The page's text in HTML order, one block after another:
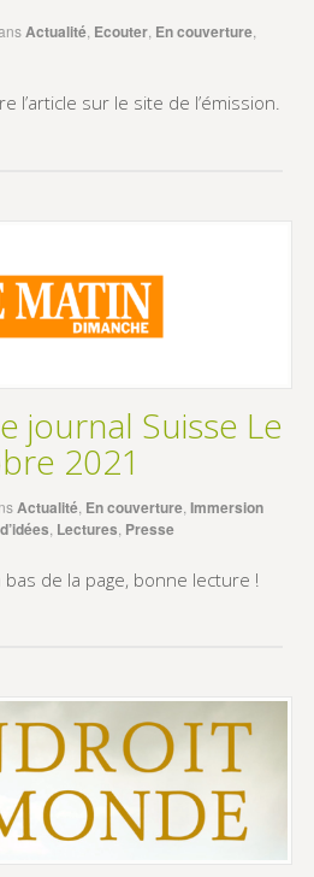
Actualité, Ecouter, En couverture,
l’article sur le site de l’émission.
journal Suisse Le
2021
Actualité, En couverture, Immersion
Lectures Presse
de la page, bonne lecture !